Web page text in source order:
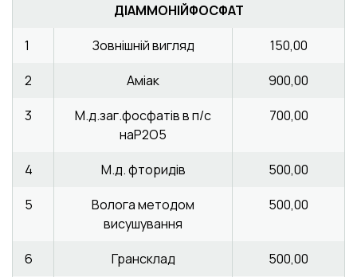
ДІАММОНІЙФОСФАТ
1
Зовнішній вигляд
150,00
2
Аміак
900,00
3
М.д.заг.фосфатів в п/с
наР2О5
700,00
4 М.д. фторидів
500,00
5
Волога методом
висушування
500,00
6 Грансклад
500,00